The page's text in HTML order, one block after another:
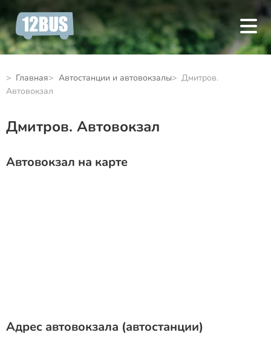
Главная Автостанции и автовокзалы
Дмитров.
Автовокзал
Дмитров. Автовокзал
Автовокзал на карте
Адрес автовокзала (автостанции)